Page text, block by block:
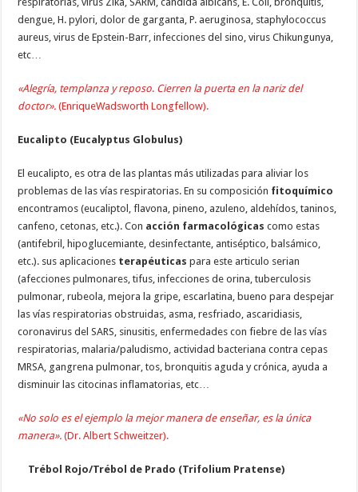
dengue, H. pylori, dolor de garganta, P. aeruginosa, staphylococcus
aureus, virus de Epstein-Barr, infecciones del sino, virus Chikungunya,
etc…
«Alegría, templanza y reposo. Cierren la puerta en la nariz del
doctor». (EnriqueWadsworth Longfellow).
Eucalipto (Eucalyptus Globulus)
El eucalipto, es otra de las plantas más utilizadas para aliviar los
problemas de las vías respiratorias. En su composición fitoquímico
encontramos (eucaliptol, flavona, pineno, azuleno, aldehídos, taninos,
canfeno, cetonas, etc.). Con acción farmacológicas como estas
(antifebril, hipoglucemiante, desinfectante, antiséptico, balsámico,
etc.). sus aplicaciones terapéuticas para este articulo serian
(afecciones pulmonares, tifus, infecciones de orina, tuberculosis
pulmonar, rubeola, mejora la gripe, escarlatina, bueno para despejar
las vías respiratorias obstruidas, asma, resfriado, ascaridiasis,
coronavirus del SARS, sinusitis, enfermedades con fiebre de las vías
respiratorias, malaria/paludismo, actividad bacteriana contra cepas
MRSA, gangrena pulmonar, tos, bronquitis aguda y crónica, ayuda a
disminuir las citocinas inflamatorias, etc…
«No solo es el ejemplo la mejor manera de enseñar, es la única
manera».(Dr. Albert Schweitzer).
Trébol Rojo/Trébol de Prado (Trifolium Pratense)